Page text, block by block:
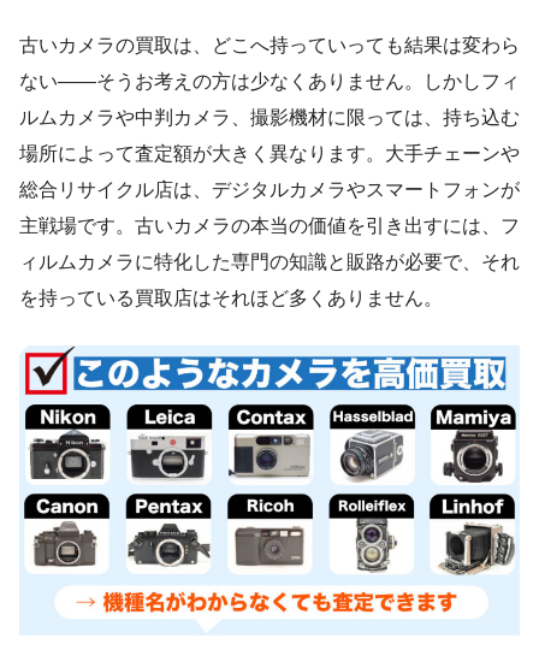
古いカメラの買取は、どこへ持っていっても結果は変わら
ない——そうお考えの方は少なくありません。しかしフィ
ルムカメラや中判カメラ、撮影機材に限っては、持ち込む
場所によって査定額が大きく異なります。大手チェーンや
総合リサイクル店は、デジタルカメラやスマートフォンが
主戦場です。古いカメラの本当の価値を引き出すには、フ
ィルムカメラに特化した専門の知識と販路が必要で、それ
を持っている買取店はそれほど多くありません。